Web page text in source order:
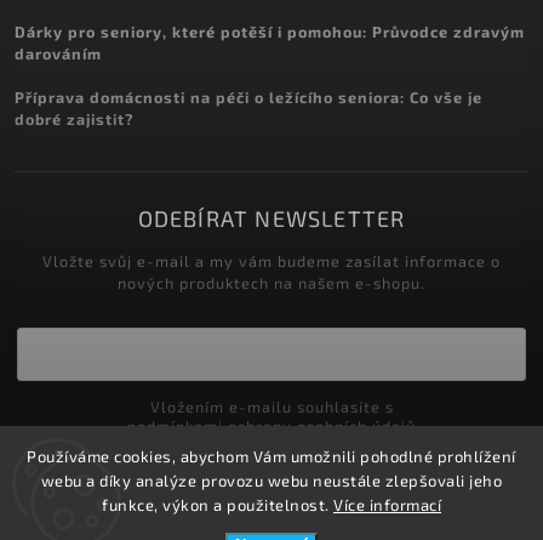
Používáme cookies, abychom Vám umožnili pohodlné prohlížení
webu a díky analýze provozu webu neustále zlepšovali jeho
funkce, výkon a použitelnost. Více informací
Dárky pro seniory, které potěší i pomohou: Průvodce zdravým
darováním
Příprava domácnosti na péči o ležícího seniora: Co vše je
dobré zajistit?
ODEBÍRAT NEWSLETTER
Vložte svůj e-mail a my vám budeme zasílat informace o
nových produktech na našem e-shopu.
podmínkami ochrany osobních údajů
Přihlásit se